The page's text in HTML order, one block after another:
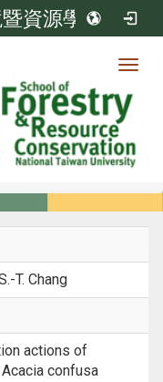
資源學系
T. Chang
actions of
confusa